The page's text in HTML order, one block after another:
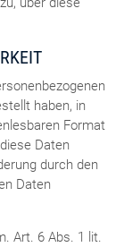
haben, in
Format
Daten
durch den
Daten
Art. 6 Abs. 1 lit.